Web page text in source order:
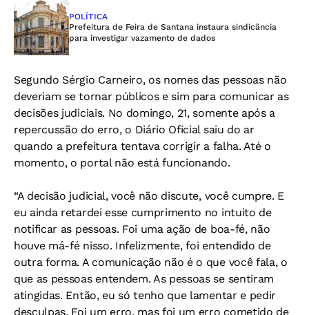
POLÍTICA
Prefeitura de Feira de Santana instaura sindicância
para investigar vazamento de dados
Segundo Sérgio Carneiro, os nomes das pessoas não
deveriam se tornar públicos e sim para comunicar as
decisões judiciais. No domingo, 21, somente após a
repercussão do erro, o Diário Oficial saiu do ar
quando a prefeitura tentava corrigir a falha. Até o
momento, o portal não está funcionando.
“A decisão judicial, você não discute, você cumpre. E
eu ainda retardei esse cumprimento no intuito de
notificar as pessoas. Foi uma ação de boa-fé, não
houve má-fé nisso. Infelizmente, foi entendido de
outra forma. A comunicação não é o que você fala, o
que as pessoas entendem. As pessoas se sentiram
atingidas. Então, eu só tenho que lamentar e pedir
desculpas. Foi um erro, mas foi um erro cometido de